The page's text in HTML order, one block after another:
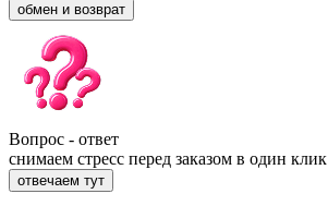
обмен и возврат
Вопрос - ответ
снимаем стресс перед заказом в один клик
отвечаем тут